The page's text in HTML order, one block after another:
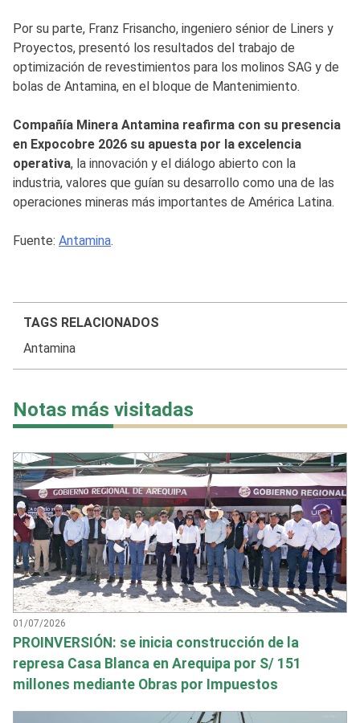
Por su parte, Franz Frisancho, ingeniero sénior de Liners y
Proyectos, presentó los resultados del trabajo de
optimización de revestimientos para los molinos SAG y de
bolas de Antamina, en el bloque de Mantenimiento.
Compañía Minera Antamina reafirma con su presencia
en Expocobre 2026 su apuesta por la excelencia
operativa, la innovación y el diálogo abierto con la
industria, valores que guían su desarrollo como una de las
operaciones mineras más importantes de América Latina.
Fuente: Antamina.
TAGS RELACIONADOS
Antamina
Notas más visitadas
01/07/2026
PROINVERSIÓN: se inicia construcción de la
represa Casa Blanca en Arequipa por S/ 151
millones mediante Obras por Impuestos